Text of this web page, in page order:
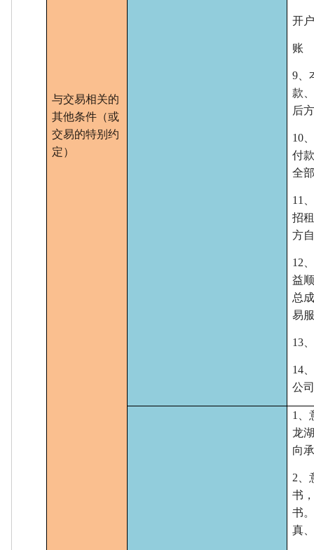
与交易相关的
其他条件（或
交易的特别约
定）
开
账
9、
款
后
10
付
全
11
招
方
12
益
总
易
13
14
公
1、
龙
向
2、
书
书
真